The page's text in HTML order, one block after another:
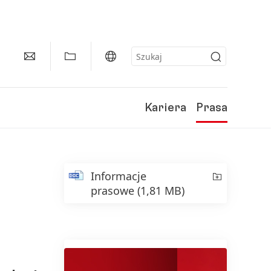
Kariera Prasa
Informacje
prasowe (1,81 MB)